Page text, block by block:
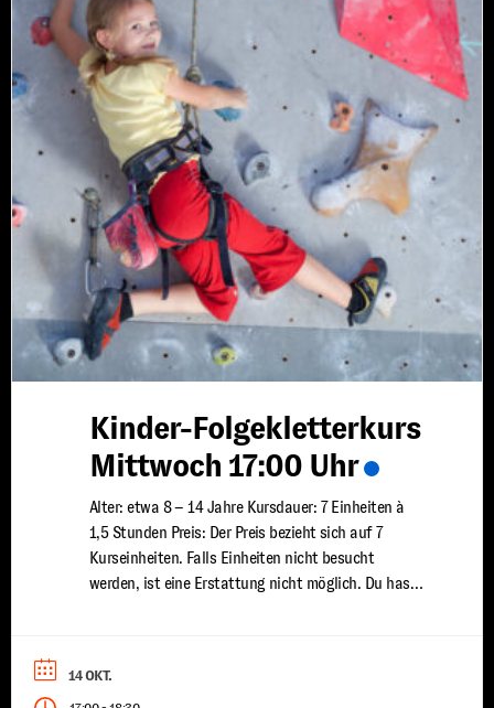
Kinder-Folgekletterkurs
Mittwoch 17:00 Uhr
Alter: etwa 8 – 14 Jahre Kursdauer: 7 Einheiten à
1,5 Stunden Preis: Der Preis bezieht sich auf 7
Kurseinheiten. Falls Einheiten nicht besucht
werden, ist eine Erstattung nicht möglich. Du hast
vertiefen wir dein Wissen und deine Technik, damit
14 OKT.